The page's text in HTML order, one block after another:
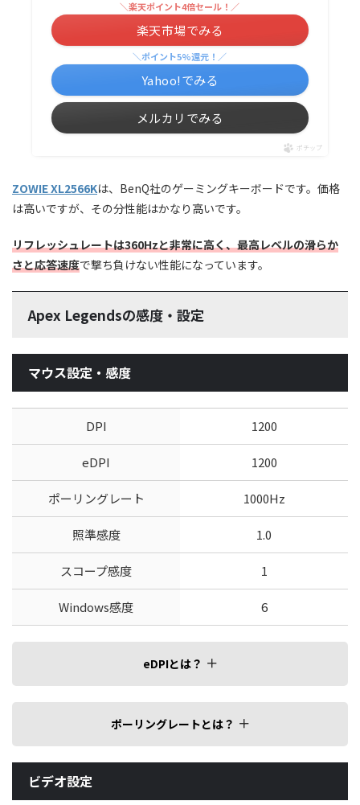
＼楽天ポイント4倍セール！／
楽天市場でみる
＼ポイント5%還元！／
Yahoo!でみる
メルカリでみる
ポチップ
ZOWIE XL2566Kは、BenQ社のゲーミングキーボードです。価格
は高いですが、その分性能はかなり高いです。
リフレッシュレートは360Hzと非常に高く、最高レベルの滑らか
さと応答速度で撃ち負けない性能になっています。
Apex Legendsの感度・設定
マウス設定・感度
DPI 1200
eDPI 1200
ポーリングレート 1000Hz
照準感度 1.0
スコープ感度 1
Windows感度 6
eDPIとは？
ポーリングレートとは？
ビデオ設定